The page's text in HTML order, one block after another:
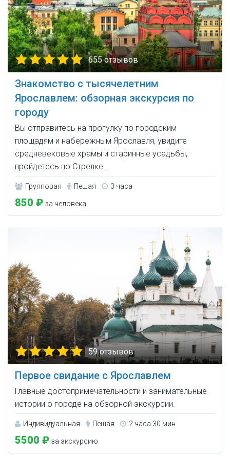
655 отзывов
Знакомство с тысячелетним
Ярославлем: обзорная экскурсия по
городу
Вы отправитесь на прогулку по городским
площадям и набережным Ярославля, увидите
средневековые храмы и старинные усадьбы,
пройдетесь по Стрелке…
Групповая Пешая 3 часа
850 ₽ за человека
59 отзывов
Первое свидание с Ярославлем
Главные достопримечательности и занимательные
истории о городе на обзорной экскурсии.
Индивидуальная Пешая 2 часа 30 мин.
5500 ₽ за экскурсию